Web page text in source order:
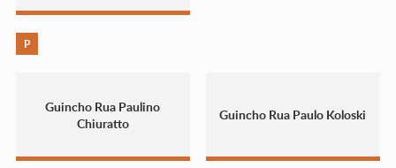
P
Guincho Rua Paulino
Chiuratto
Guincho Rua Paulo Koloski